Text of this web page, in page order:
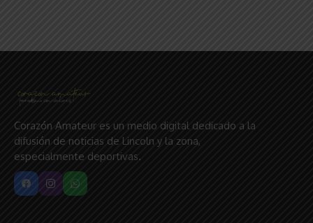
Corazón Amateur es un medio digital dedicado a la
difusión de noticias de Lincoln y la zona,
especialmente deportivas.